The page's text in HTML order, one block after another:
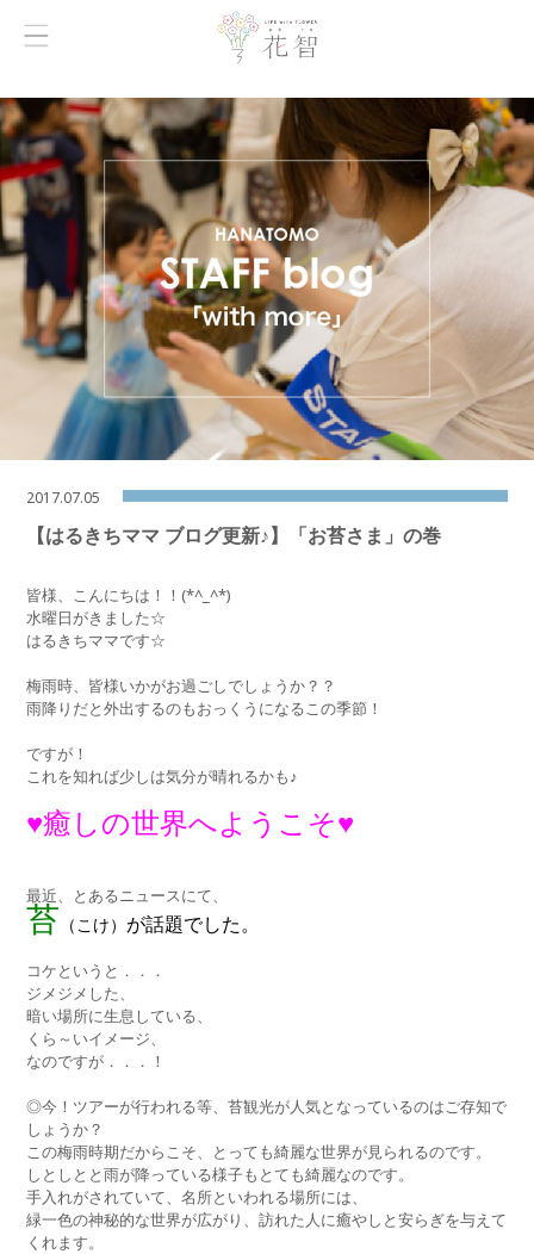
2017.07.05
【はるきちママ ブログ更新♪】「お苔さま」の巻
皆様、こんにちは！！(*^_^*)
水曜日がきました☆
はるきちママです☆
梅雨時、皆様いかがお過ごしでしょうか？？
雨降りだと外出するのもおっくうになるこの季節！
ですが！
これを知れば少しは気分が晴れるかも♪
♥癒しの世界へようこそ♥
最近、とあるニュースにて、
苔 （こけ） が話題でした。
コケというと．．．
ジメジメした、
暗い場所に生息している、
くら～いイメージ、
なのですが．．．！
◎今！ツアーが行われる等、苔観光が人気となっているのはご存知で
しょうか？
この梅雨時期だからこそ、とっても綺麗な世界が見られるのです。
しとしとと雨が降っている様子もとても綺麗なのです。
手入れがされていて、名所といわれる場所には、
緑一色の神秘的な世界が広がり、訪れた人に癒やしと安らぎを与えて
くれます。